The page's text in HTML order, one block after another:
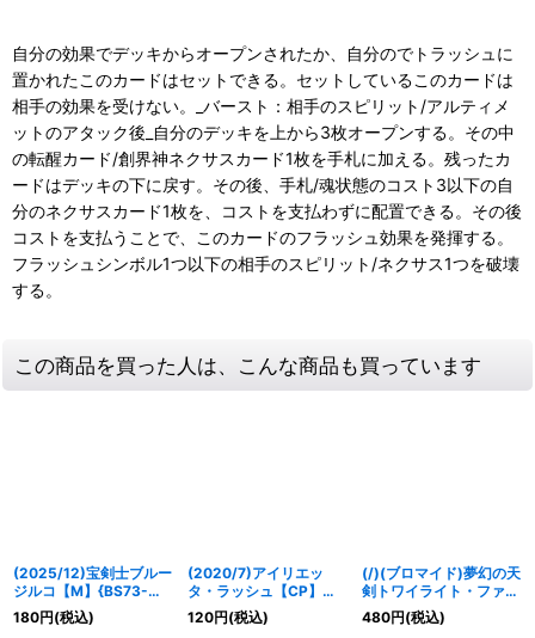
自分の効果でデッキからオープンされたか、自分のでトラッシュに
置かれたこのカードはセットできる。セットしているこのカードは
相手の効果を受けない。_バースト：相手のスピリット/アルティメ
ットのアタック後_自分のデッキを上から3枚オープンする。その中
の転醒カード/創界神ネクサスカード1枚を手札に加える。残ったカ
ードはデッキの下に戻す。その後、手札/魂状態のコスト3以下の自
分のネクサスカード1枚を、コストを支払わずに配置できる。その後
コストを支払うことで、このカードのフラッシュ効果を発揮する。
フラッシュシンボル1つ以下の相手のスピリット/ネクサス1つを破壊
する。
この商品を買った人は、こんな商品も買っています
(2025/12)宝剣士ブルー
ジルコ【M】{BS73-
049}《黄》
180円(税込)
(2020/7)アイリエッ
タ・ラッシュ【CP】
{BS53-CP09}《多》
120円(税込)
(/)(ブロマイド)夢幻の天
剣トワイライト・ファン
タジア(レイ・オーバイ
ラスト)【-】{D02-07}
480円(税込)